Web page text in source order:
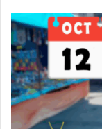
#Morelia
Ayto
Emplaza
Al
FNLS
Para
Que
Quite